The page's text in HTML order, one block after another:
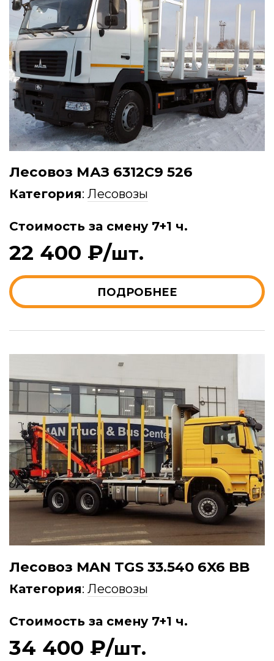
Лесовоз МАЗ 6312С9 526
Категория: Лесовозы
Стоимость за смену 7+1 ч.
22 400 ₽/шт.
ПОДРОБНЕЕ
Лесовоз MAN TGS 33.540 6X6 BB
Категория: Лесовозы
Стоимость за смену 7+1 ч.
34 400 ₽/шт.